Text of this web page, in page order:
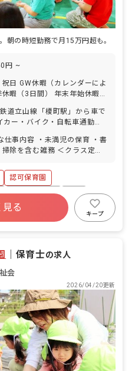
朝の時短勤務で月15万円超も。
円 ~
日 GW休暇（カレンダーによ
休暇（3日間） 年末年始休暇
％／半日単位での取得可／
連休可） 慶弔休暇 産前産後・
（取得率・復帰率ともに
護・看護休暇
道立山線「榎町駅」から車で
れており、周囲を畑に囲まれ
気軽に自然と触れ合うことが
仕事内容 ・未満児の保育 ・書
含む雑務 ＜クラス定員
／職員3名 2歳児クラス 27
名 3歳児クラス 25名／職員2
ラス 25名／職員2名 5歳児
職員2名 ■教育・保育理
祉会は、入所する児童の最善の
し、その幸せの増進と、地域
の教育・保育で心豊かに・・・
認可保育園
社会保険完備
あり
産休育休制度
見る
キープ
保育士の求人
会
2026/04/20更新